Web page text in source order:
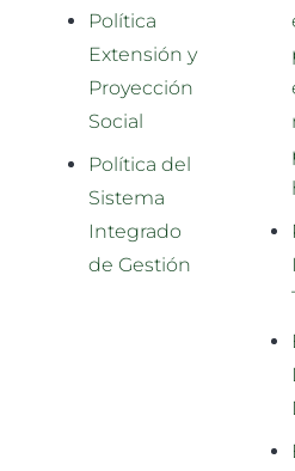
Política
Extensión y
Proyección
Social
Política del
Sistema
Integrado
de Gestión